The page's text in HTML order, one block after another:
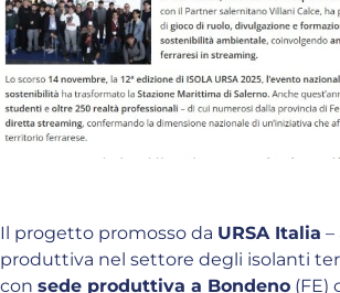
Il progetto promosso da URSA Italia –
produttiva nel settore degli isolanti
con sede produttiva a Bondeno (FE)